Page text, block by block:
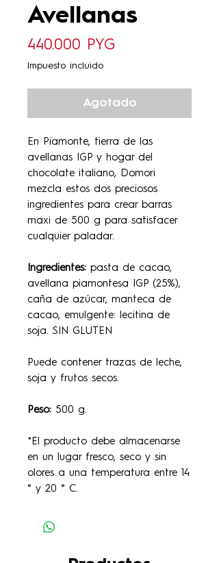
Avellanas
440.000 PYG
Impuesto incluido
Agotado
En Piamonte, tierra de las
avellanas IGP y hogar del
chocolate italiano, Domori
mezcla estos dos preciosos
ingredientes para crear barras
maxi de 500 g para satisfacer
cualquier paladar.
Ingredientes: pasta de cacao,
avellana piamontesa IGP (25%),
caña de azúcar, manteca de
cacao, emulgente: lecitina de
soja. SIN GLUTEN
Puede contener trazas de leche,
soja y frutos secos.
Peso: 500 g.
*El producto debe almacenarse
en un lugar fresco, seco y sin
olores a una temperatura entre 14
° y 20 ° C.